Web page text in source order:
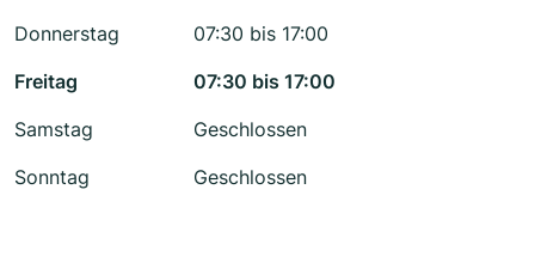
Donnerstag
07:30 bis 17:00
Freitag
07:30 bis 17:00
Samstag
Geschlossen
Sonntag
Geschlossen